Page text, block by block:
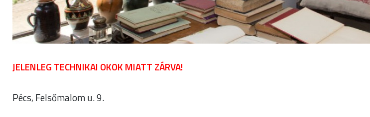
JELENLEG TECHNIKAI OKOK MIATT ZÁRVA!
Pécs, Felsőmalom u. 9.